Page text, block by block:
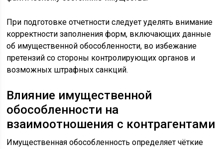
При подготовке отчетности следует уделять внимание
корректности заполнения форм, включающих данные
об имущественной обособленности, во избежание
претензий со стороны контролирующих органов и
возможных штрафных санкций.
Влияние имущественной
обособленности на
взаимоотношения с контрагентами
Имущественная обособленность определяет чёткие